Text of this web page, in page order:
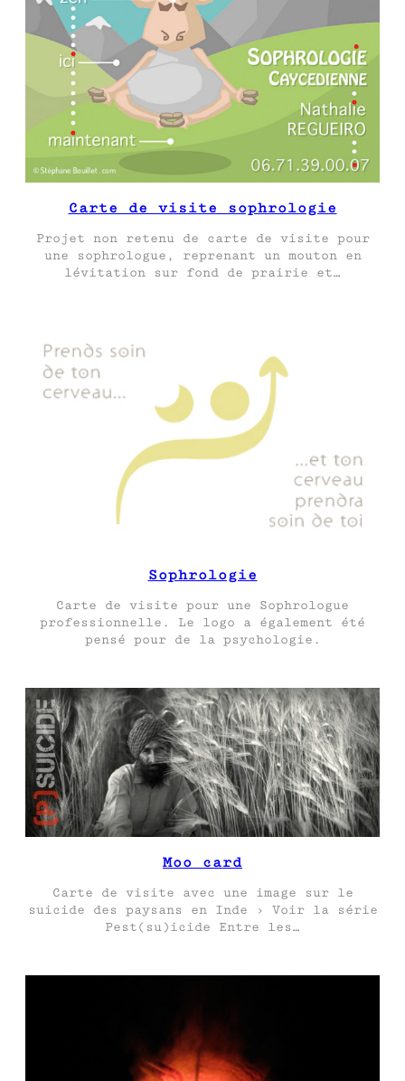
Carte de visite sophrologie
Projet non retenu de carte de visite pour
une sophrologue, reprenant un mouton en
lévitation sur fond de prairie et…
Sophrologie
Carte de visite pour une Sophrologue
professionnelle. Le logo a également été
pensé pour de la psychologie.
Moo card
Carte de visite avec une image sur le
suicide des paysans en Inde › Voir la série
Pest(su)icide Entre les…